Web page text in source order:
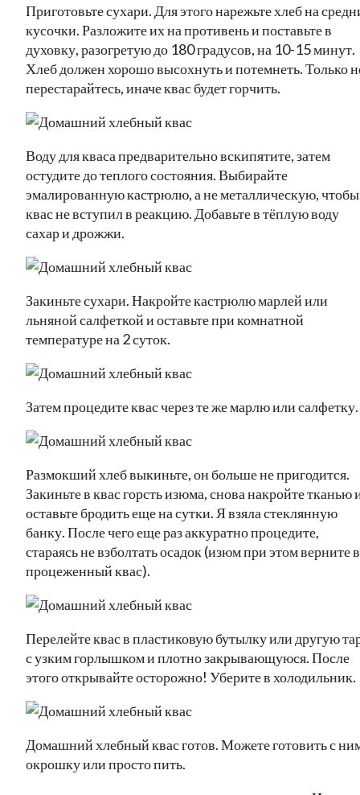
Приготовьте сухари. Для этого нарежьте хлеб на
кусочки. Разложите их на противень и поставьте в
духовку, разогретую до 180 градусов, на 10-15 минут.
Хлеб должен хорошо высохнуть и потемнеть. Только
перестарайтесь, иначе квас будет горчить.
Воду для кваса предварительно вскипятите, затем
остудите до теплого состояния. Выбирайте
эмалированную кастрюлю, а не металлическую, чтобы
квас не вступил в реакцию. Добавьте в тёплую воду
сахар и дрожжи.
Закиньте сухари. Накройте кастрюлю марлей или
льняной салфеткой и оставьте при комнатной
температуре на 2 суток.
Затем процедите квас через те же марлю или салфетку.
Размокший хлеб выкиньте, он больше не пригодится.
Закиньте в квас горсть изюма, снова накройте тканью
оставьте бродить еще на сутки. Я взяла стеклянную
банку. После чего еще раз аккуратно процедите,
стараясь не взболтать осадок (изюм при этом верните в
процеженный квас).
Перелейте квас в пластиковую бутылку или другую
с узким горлышком и плотно закрывающуюся. После
этого открывайте осторожно! Уберите в холодильник.
Домашний хлебный квас готов. Можете готовить с
окрошку или просто пить.